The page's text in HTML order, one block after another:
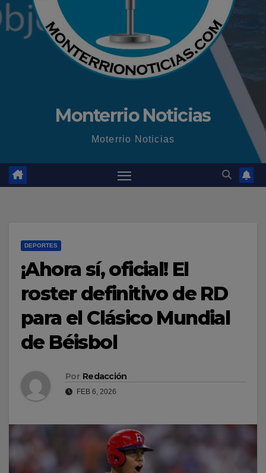
Monterrio Noticias
Moterrio Noticias
DEPORTES
¡Ahora sí, oficial! El
roster definitivo de RD
para el Clásico Mundial
de Béisbol
Por Redacción
FEB 6, 2026